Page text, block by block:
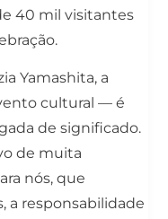
40 mil visitantes
Yamashita, a
cultural — é
de significado.
de muita
nós, que
a responsabilidade